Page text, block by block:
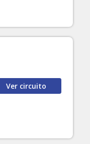
Ver circuito